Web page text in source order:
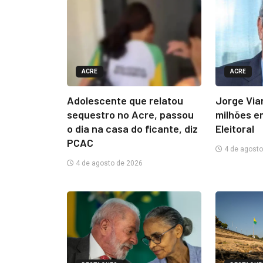
ACRE
Adolescente que relatou
sequestro no Acre, passou
o dia na casa do ficante, diz
PCAC
4 de agosto de 2026
ACRE
Jorge
milhões
Eleitoral
4 de